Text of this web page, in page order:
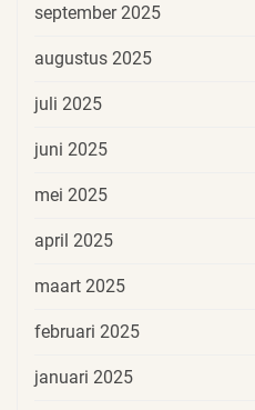
september 2025
augustus 2025
juli 2025
juni 2025
mei 2025
april 2025
maart 2025
februari 2025
januari 2025